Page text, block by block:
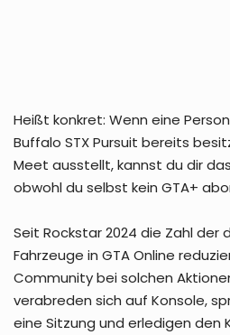
Heißt konkret: Wenn eine
Buffalo STX Pursuit bereits
Meet ausstellt, kannst du dir
obwohl du selbst kein GTA+
Seit Rockstar 2024 die Zahl der
Fahrzeuge in GTA Online
Community bei solchen
verabreden sich auf Konsole,
eine Sitzung und erledigen den